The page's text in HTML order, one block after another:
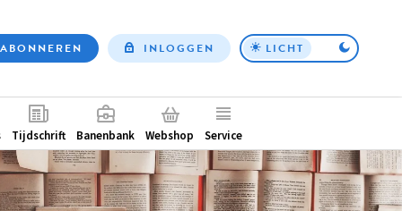
Top
ABONNEREN INLOGGEN LICHT
Tijdschrift Banenbank Webshop Service